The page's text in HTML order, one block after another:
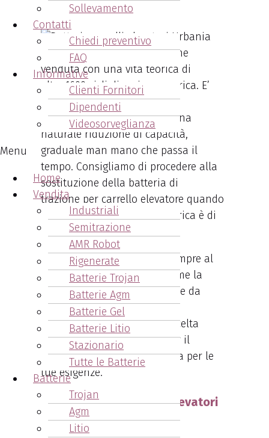
Sollevamento
Contatti
Chiedi preventivo
FAQ
Informative
Clienti Fornitori
Dipendenti
Videosorveglianza
Menu
Home
Vendita
Industriali
Semitrazione
AMR Robot
Rigenerate
Batterie Trojan
Batterie Agm
Batterie Gel
Batterie Litio
Stazionario
Tutte le Batterie
Batterie
Trojan
Agm
Litio
- quando sostituirle?
Una batteria per muletto viene
venduta con una vita teorica di
oltre 1600 cicli di carica e scarica. E’
ovvio che durante la sua vita
lavorativasarà soggetta ad una
naturale riduzione di capacità,
graduale man mano che passa il
tempo. Consigliamo di procedere alla
sostituzione della batteria di
trazione per carrello elevatore quando
la sua capacità residua di carica è di
circa il 20%.
Arcangeli Accumulatori
è sempre al
tuo fianco per valutare insieme la
capacità residua delle batterie da
trazione della tua azienda,
consigliandoti nella giusta scelta
dellabatteria da trazione per il
carrello elevatore più indicata per le
tue esigenze.
Le batterie per carrelli elevatori
proposte da Arcangeli